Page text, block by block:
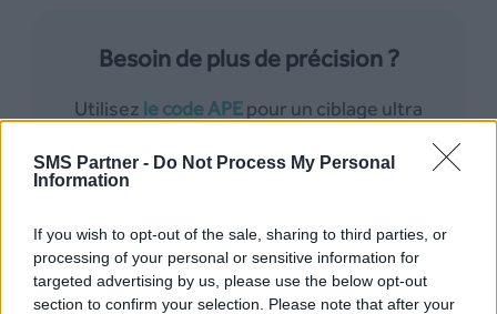
SMS Partner - Do Not Process My Personal
Information
If you wish to opt-out of the sale, sharing to third parties, or
processing of your personal or sensitive information for
targeted advertising by us, please use the below opt-out
section to confirm your selection. Please note that after your
Besoin de plus de précision ?
Utilisez le code APEpour un ciblage ultra